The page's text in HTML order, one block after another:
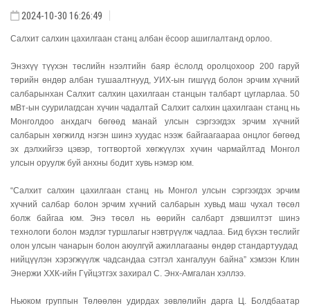
2024-10-30 16:26:49
Салхит салхин цахилгаан станц албан ёсоор ашиглалтанд орлоо.
Энэхүү түүхэн төслийн нээлтийн баяр ёслолд оролцохоор 200 гаруй
төрийн өндөр албан тушаалтнууд, УИХ-ын гишүүд болон эрчим хүчний
салбарынхан Салхит салхин цахилгаан станцын талбарт цугларлаа. 50
мВт-ын суурилагдсан хүчин чадалтай Салхит салхин цахилгаан станц нь
Монголдоо анхдагч бөгөөд манай улсын сэргээгдэх эрчим хүчний
салбарын хөгжилд нэгэн шинэ хуудас нээж байгаагаараа онцлог бөгөөд
эх дэлхийгээ цэвэр, тогтвортой хөгжүүлэх хүчин чармайлтад Монгол
улсын оруулж буй анхны бодит хувь нэмэр юм.
“Салхит салхин цахилгаан станц нь Монгол улсын сэргээгдэх эрчим
хүчний салбар болон эрчим хүчний салбарын хувьд маш чухал төсөл
болж байгаа юм. Энэ төсөл нь өөрийн салбарт дэвшилтэт шинэ
технологи болон мэдлэг туршлагыг нэвтрүүлж чадлаа. Бид бүхэн төслийг
олон улсын чанарын болон аюулгүй ажиллагааны өндөр стандартуудад
нийцүүлэн хэрэгжүүлж чадсандаа сэтгэл хангалуун байна” хэмээн Клин
Энержи ХХК-ийн Гүйцэтгэх захирал С. Энх-Амгалан хэллээ.
Ньюком группын Төлөөлөн удирдах зөвлөлийн дарга Ц. Болдбаатар